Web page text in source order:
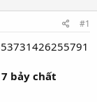
#1
bảy chất